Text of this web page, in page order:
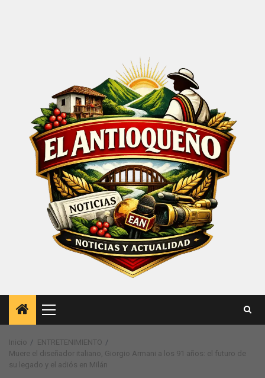
Menú
principal
Inicio
ENTRETENIMIENTO
Muere el diseñador italiano, Giorgio Armani a los 91 años: el futuro de
su legado y el adiós en Milán